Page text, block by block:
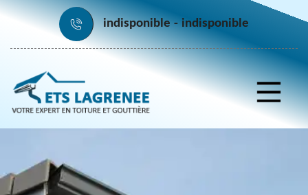
indisponible indisponible